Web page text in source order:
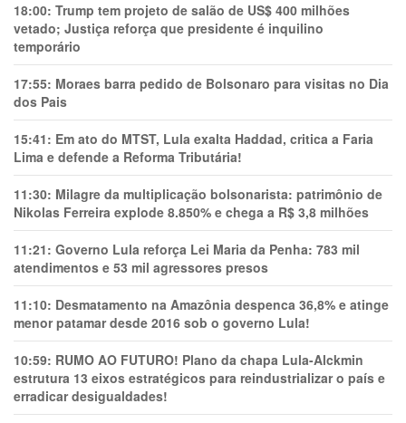
18:00: Trump tem projeto de salão de US$ 400 milhões
vetado; Justiça reforça que presidente é inquilino
temporário
17:55: Moraes barra pedido de Bolsonaro para visitas no Dia
dos Pais
15:41: Em ato do MTST, Lula exalta Haddad, critica a Faria
Lima e defende a Reforma Tributária!
11:30: Milagre da multiplicação bolsonarista: patrimônio de
Nikolas Ferreira explode 8.850% e chega a R$ 3,8 milhões
11:21: Governo Lula reforça Lei Maria da Penha: 783 mil
atendimentos e 53 mil agressores presos
11:10: Desmatamento na Amazônia despenca 36,8% e atinge
menor patamar desde 2016 sob o governo Lula!
10:59: RUMO AO FUTURO! Plano da chapa Lula-Alckmin
estrutura 13 eixos estratégicos para reindustrializar o país e
erradicar desigualdades!